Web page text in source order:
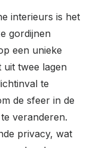
interieurs is het
gordijnen
een unieke
uit twee lagen
te
de sfeer in de
veranderen.
privacy, wat